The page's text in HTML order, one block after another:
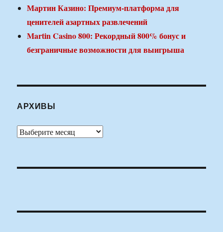
Мартин Казино: Премиум-платформа для
ценителей азартных развлечений
Martin Casino 800: Рекордный 800% бонус и
безграничные возможности для выигрыша
АРХИВЫ
Архивы